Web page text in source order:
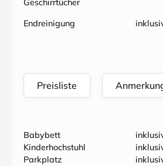
Geschirrtücher
Endreinigung
Preisliste
Babybett
Kinderhochstuhl
Parkplatz